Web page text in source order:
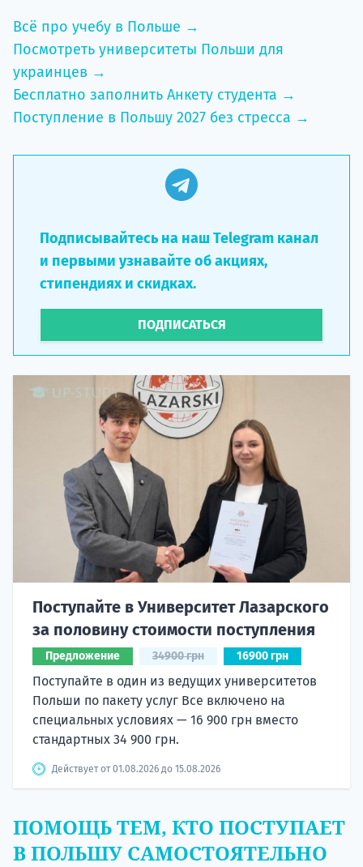
Всё про учебу в Польше →
Посмотреть университеты Польши для
украинцев →
Бесплатно заполнить Анкету студента →
Поступление в Польшу 2027 без стресса →
Подписывайтесь на наш Telegram канал
и первыми узнавайте об акциях,
стипендиях и скидках.
ПОДПИСАТЬСЯ
Поступайте в Университет Лазарского
за половину стоимости поступления
Предложение 34900 грн 16900 грн
Поступайте в один из ведущих университетов
Польши по пакету услуг Все включено на
специальных условиях — 16 900 грн вместо
стандартных 34 900 грн.
Действует от 01.08.2026 до 15.08.2026
ПОМОЩЬ ТЕМ, КТО ПОСТУПАЕТ
В ПОЛЬШУ САМОСТОЯТЕЛЬНО